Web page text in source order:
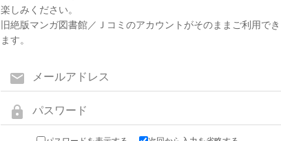
楽しみください。
旧絶版マンガ図書館／Ｊコミのアカウントがそのままご利用でき
ます。
mail
lock